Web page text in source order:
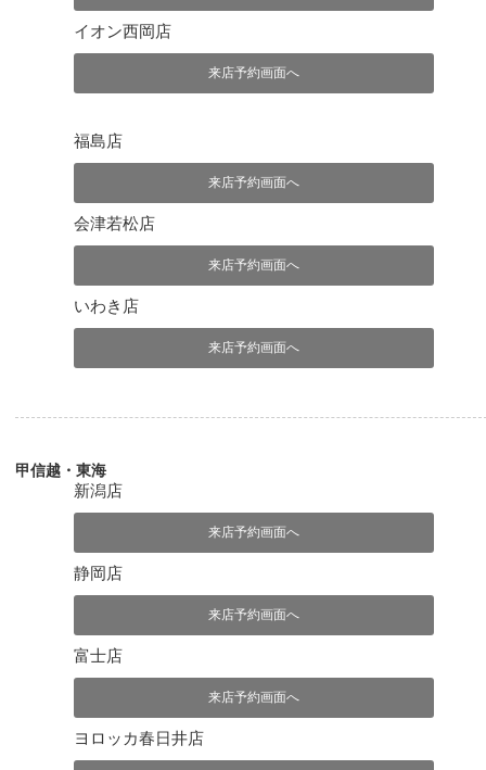
イオン西岡店
来店予約画面へ
福島店
来店予約画面へ
会津若松店
来店予約画面へ
いわき店
来店予約画面へ
甲信越・東海
新潟店
来店予約画面へ
静岡店
来店予約画面へ
富士店
来店予約画面へ
ヨロッカ春日井店